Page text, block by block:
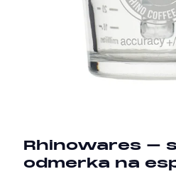
Rhinowares –
odmerka na